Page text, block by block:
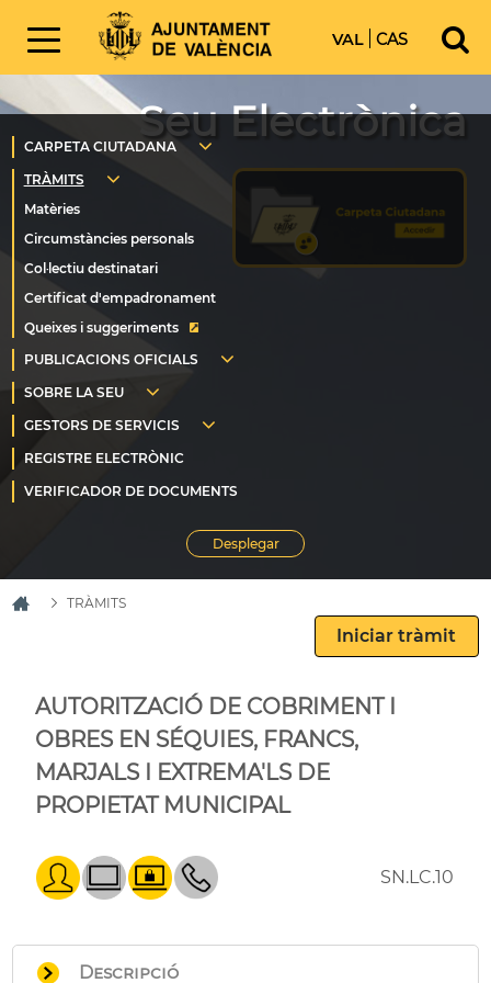
VAL CAS
Seu Electrònica
Queixes i suggeriments
TRÀMITS
AUTORITZACIÓ DE COBRIMENT I
OBRES EN SÉQUIES, FRANCS,
MARJALS I EXTREMA'LS DE
PROPIETAT MUNICIPAL
SN.LC.10
Descripció